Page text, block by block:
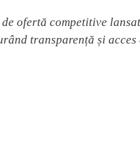
ofertă competitive
transparență și